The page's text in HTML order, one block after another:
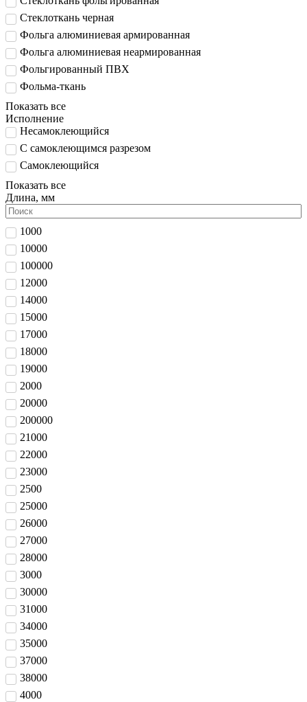
Стеклоткань черная
Фольга алюминиевая армированная
Фольга алюминиевая неармированная
Фольгированный ПВХ
Фольма-ткань
Показать все
Исполнение
Несамоклеющийся
С самоклеющимся разрезом
Самоклеющийся
Показать все
Длина, мм
1000
10000
100000
12000
14000
15000
17000
18000
19000
2000
20000
200000
21000
22000
23000
2500
25000
26000
27000
28000
3000
30000
31000
34000
35000
37000
38000
4000